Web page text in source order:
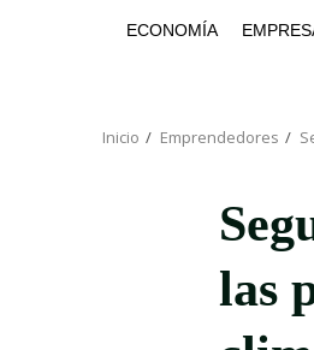
ECONOMÍA
Inicio Emprendedores
las